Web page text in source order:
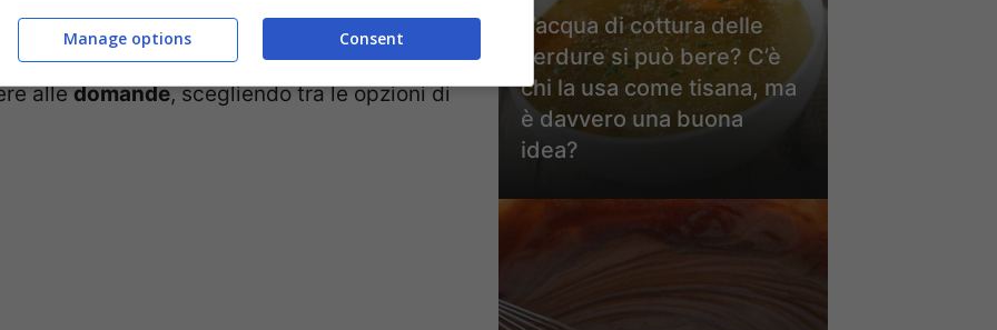
tua conoscenza e di valutare se sei a
la
contraccezione e i metodi contraccettivi,
alledomande, scegliendo tra le opzioni di
L’acqua di cottura delle
verdure si può bere? C’è
chi la usa come tisana, ma
è davvero una buona
idea?
Consent
Manage options